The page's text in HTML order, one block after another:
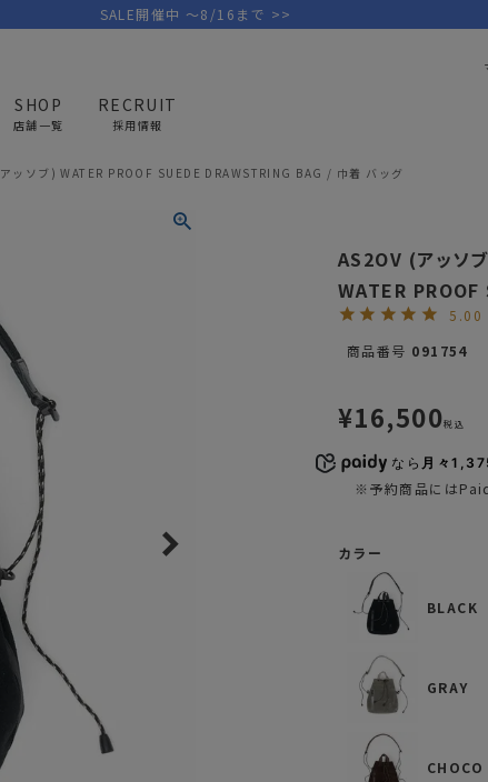
フィールドギア
ゴルフ
キャディバッグ
その他グッズ
PICK UP BRAND
SHOP
店舗一覧
RECRUIT
採用情報
SALE開催中 ～8/16まで >>
ッソブ) WATER PROOF SUEDE DRAWSTRING BAG / 巾着 バッグ
AS2OV (アッソ
WATER
5.00
商品番号 091754
¥16,500税込
なら 月々
※予約商品には
カラー
BLACK
GRAY
CHOCO